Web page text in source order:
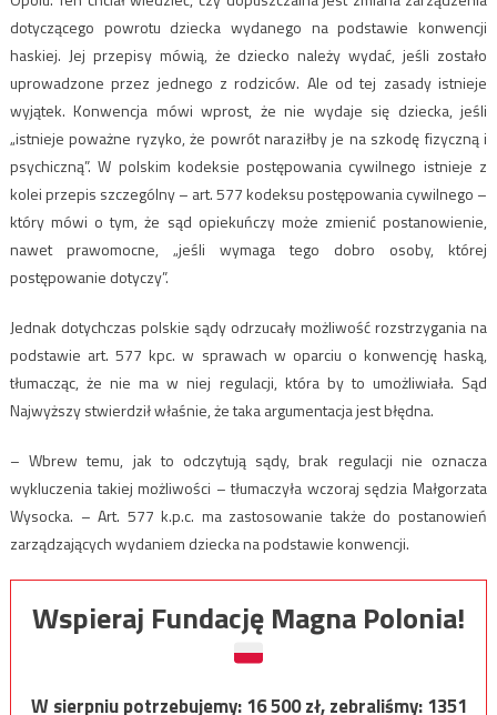
dotyczącego powrotu dziecka wydanego na podstawie konwencji
haskiej. Jej przepisy mówią, że dziecko należy wydać, jeśli zostało
uprowadzone przez jednego z rodziców. Ale od tej zasady istnieje
wyjątek. Konwencja mówi wprost, że nie wydaje się dziecka, jeśli
„istnieje poważne ryzyko, że powrót naraziłby je na szkodę fizyczną i
psychiczną”. W polskim kodeksie postępowania cywilnego istnieje z
kolei przepis szczególny – art. 577 kodeksu postępowania cywilnego –
który mówi o tym, że sąd opiekuńczy może zmienić postanowienie,
nawet prawomocne, „jeśli wymaga tego dobro osoby, której
postępowanie dotyczy”.
Jednak dotychczas polskie sądy odrzucały możliwość rozstrzygania na
podstawie art. 577 kpc. w sprawach w oparciu o konwencję haską,
tłumacząc, że nie ma w niej regulacji, która by to umożliwiała. Sąd
Najwyższy stwierdził właśnie, że taka argumentacja jest błędna.
– Wbrew temu, jak to odczytują sądy, brak regulacji nie oznacza
wykluczenia takiej możliwości – tłumaczyła wczoraj sędzia Małgorzata
Wysocka. – Art. 577 k.p.c. ma zastosowanie także do postanowień
zarządzających wydaniem dziecka na podstawie konwencji.
Wspieraj Fundację Magna Polonia!
W sierpniu potrzebujemy:16 500zł, zebraliśmy:1351